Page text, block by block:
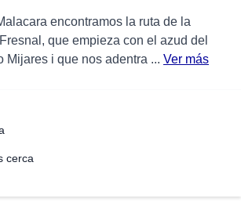
encontramos la ruta de la
que empieza con el azud del
Mijares i que nos adentra ... Ver más
cerca